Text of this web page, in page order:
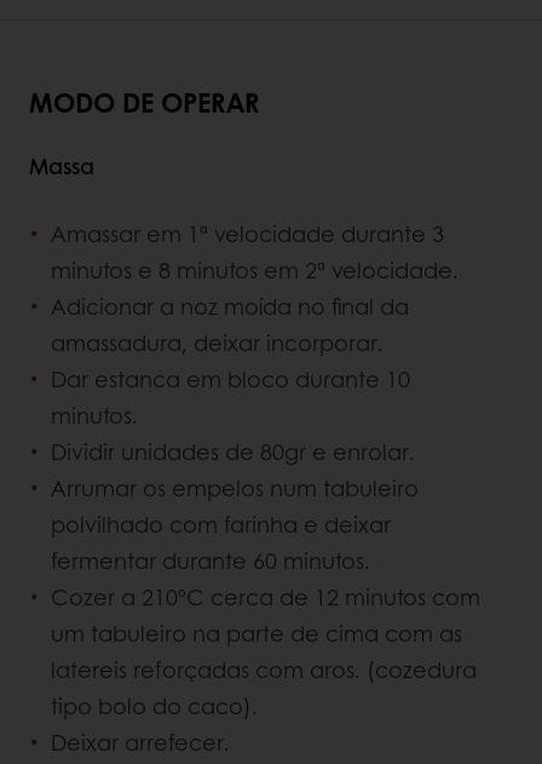
MODO DE OPERAR
Massa
Amassar em 1ª velocidade durante 3
minutos e 8 minutos em 2ª velocidade.
Adicionar a noz moída no final da
amassadura, deixar incorporar.
Dar estanca em bloco durante 10
minutos.
Dividir unidades de 80gr e enrolar.
Arrumar os empelos num tabuleiro
polvilhado com farinha e deixar
fermentar durante 60 minutos.
Cozer a 210ºC cerca de 12 minutos com
um tabuleiro na parte de cima com as
latereis reforçadas com aros. (cozedura
tipo bolo do caco).
Deixar arrefecer.